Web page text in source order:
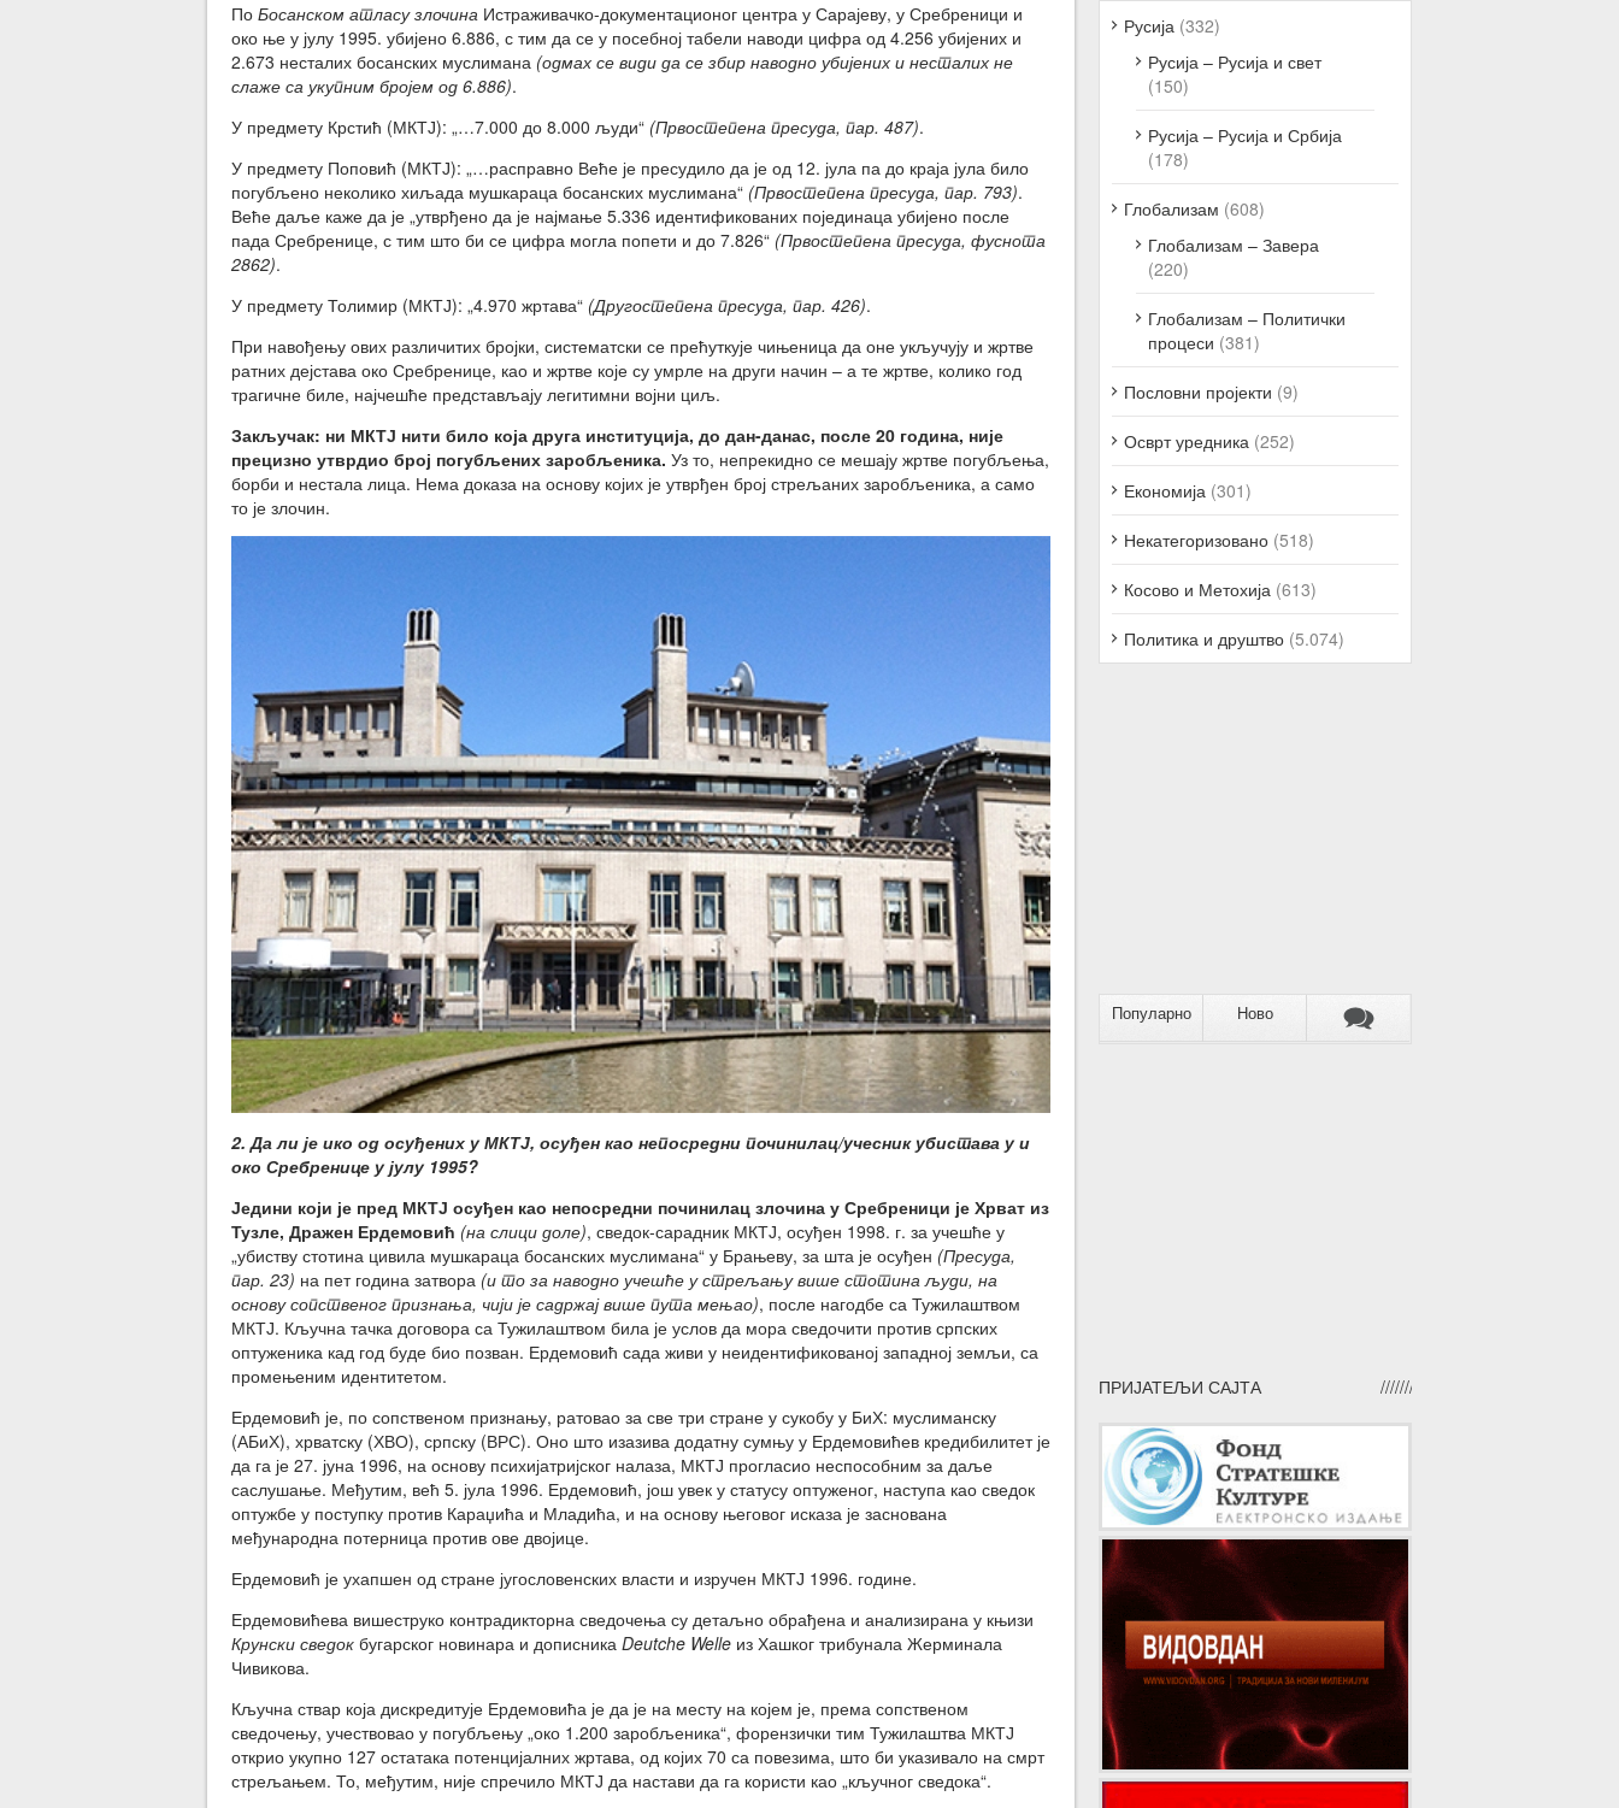
По Босанском атласу злочина Истраживачко-документационог центра у Сарајеву, у Сребреници и
око ње у јулу 1995. убијено 6.886, с тим да се у посебној табели наводи цифра од 4.256 убијених и
2.673 несталих босанских муслимана (одмах се види да се збир наводно убијених и несталих не
слаже са укупним бројем од 6.886).
У предмету Крстић (МКТЈ): „…7.000 до 8.000 људи“ (Првостепена пресуда, пар. 487).
У предмету Поповић (МКТЈ): „…расправно Веће је пресудило да је од 12. јула па до краја јула било
погубљено неколико хиљада мушкараца босанских муслимана“ (Првостепена пресуда, пар. 793).
Веће даље каже да је „утврђено да је најмање 5.336 идентификованих појединаца убијено после
пада Сребренице, с тим што би се цифра могла попети и до 7.826“ (Првостепена пресуда, фуснота
2862).
У предмету Толимир (МКТЈ): „4.970 жртава“ (Другостепена пресуда, пар. 426).
При навођењу ових различитих бројки, систематски се прећуткује чињеница да оне укључују и жртве
ратних дејстава око Сребренице, као и жртве које су умрле на други начин – а те жртве, колико год
трагичне биле, најчешће представљају легитимни војни циљ.
Закључак: ни МКТЈ нити било која друга институција, до дан-данас, после 20 година, није
прецизно утврдио број погубљених заробљеника. Уз то, непрекидно се мешају жртве погубљења,
борби и нестала лица. Нема доказа на основу којих је утврђен број стрељаних заробљеника, а само
то је злочин.
2. Да ли је ико од осуђених у МКТЈ, осуђен као непосредни починилац/учесник убистава у и
око Сребренице у јулу 1995?
Једини који је пред МКТЈ осуђен као непосредни починилац злочина у Сребреници је Хрват из
Тузле, Дражен Ердемовић (на слици доле), сведок-сарадник МКТЈ, осуђен 1998. г. за учешће у
„убиству стотина цивила мушкараца босанских муслимана“ у Брањеву, за шта је осуђен (Пресуда,
пар. 23) на пет година затвора (и то за наводно учешће у стрељању више стотина људи, на
основу сопственог признања, чији је садржај више пута мењао), после нагодбе са Тужилаштвом
МКТЈ. Кључна тачка договора са Тужилаштвом била је услов да мора сведочити против српских
оптуженика кад год буде био позван. Ердемовић сада живи у неидентификованој западној земљи, са
промењеним идентитетом.
Ердемовић је, по сопственом признању, ратовао за све три стране у сукобу у БиХ: муслиманску
(АБиХ), хрватску (ХВО), српску (ВРС). Оно што изазива додатну сумњу у Ердемовићев кредибилитет је
да га је 27. јуна 1996, на основу психијатријског налаза, МКТЈ прогласио неспособним за даље
саслушање. Међутим, већ 5. јула 1996. Ердемовић, још увек у статусу оптуженог, наступа као сведок
оптужбе у поступку против Караџића и Младића, и на основу његовог исказа је заснована
међународна потерница против ове двојице.
Ердемовић је ухапшен од стране југословенских власти и изручен МКТЈ 1996. године.
Ердемовићева вишеструко контрадикторна сведочења су детаљно обрађена и анализирана у књизи
Крунски сведок бугарског новинара и дописника Deutche Welle из Хашког трибунала Жерминала
Чивикова.
Кључна ствар која дискредитује Ердемовића је да је на месту на којем је, према сопственом
сведочењу, учествовао у погубљењу „око 1.200 заробљеника“, форензички тим Тужилаштва МКТЈ
открио укупно 127 остатака потенцијалних жртава, од којих 70 са повезима, што би указивало на смрт
стрељањем. То, међутим, није спречило МКТЈ да настави да га користи као „кључног сведока“.
Русија (332)
Русија – Русија и свет
(150)
Русија – Русија и Србија
(178)
Глобализам (608)
Глобализам – Завера
(220)
Глобализам – Политички
процеси (381)
Пословни пројекти (9)
Осврт уредника (252)
Економија (301)
Некатегоризовано (518)
Косово и Метохија (613)
Политика и друштво (5.074)
Популарно Ново
ПРИЈАТЕЉИ САЈТА